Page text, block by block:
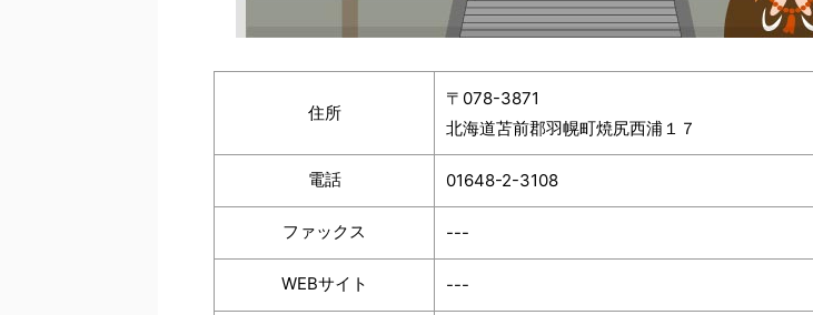
住所
〒078-3871
北海道苫前郡羽幌町焼尻西浦１７
電話 01648-2-3108
ファックス ---
WEBサイト ---